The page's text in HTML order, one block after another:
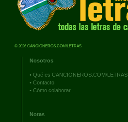
© 2026 CANCIONEROS.COM/LETRAS
Nosotros
• Qué es CANCIONEROS.COM/LETRAS
• Contacto
• Cómo colaborar
Notas